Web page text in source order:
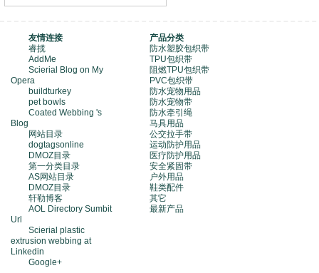
友情连接
睿揽
AddMe
Scierial Blog on My
Opera
buildturkey
pet bowls
Coated Webbing 's
Blog
网站目录
dogtagsonline
DMOZ目录
第一分类目录
AS网站目录
DMOZ目录
轩勒博客
AOL Directory Sumbit
Url
Scierial plastic
extrusion webbing at
Linkedin
Google+
产品分类
防水塑胶包织带
TPU包织带
阻燃TPU包织带
PVC包织带
防水宠物用品
防水宠物带
防水牵引绳
马具用品
公交拉手带
运动防护用品
医疗防护用品
安全紧固带
户外用品
鞋类配件
其它
最新产品